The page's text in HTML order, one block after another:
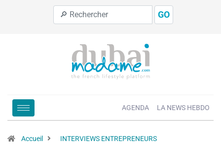
GO
AGENDA LA NEWS HEBDO
Accueil
INTERVIEWS ENTREPRENEURS